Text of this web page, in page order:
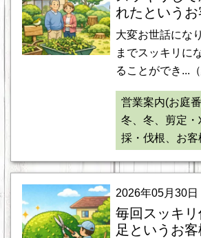
れたという
大変お世話にな
までスッキリに
ることができ...
営業案内(お庭
冬、冬、剪定
採・伐根、お客
2026年05月30日
毎回スッキ
足というお